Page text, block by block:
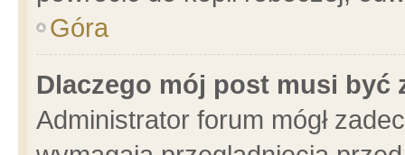
Góra
Dlaczego mój post musi być
Administrator forum mógł